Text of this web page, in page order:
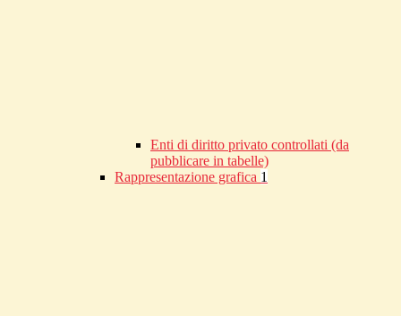
Enti di diritto privato controllati (da
pubblicare in tabelle)
Rappresentazione grafica 1